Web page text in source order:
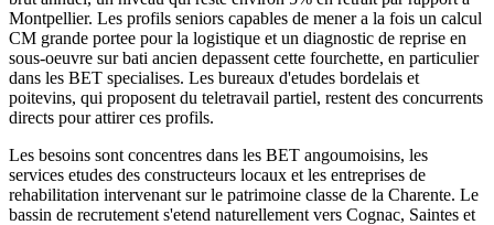
Montpellier. Les profils seniors capables de mener a la fois un calcul
CM grande portee pour la logistique et un diagnostic de reprise en
sous-oeuvre sur bati ancien depassent cette fourchette, en particulier
dans les BET specialises. Les bureaux d'etudes bordelais et
poitevins, qui proposent du teletravail partiel, restent des concurrents
directs pour attirer ces profils.
Les besoins sont concentres dans les BET angoumoisins, les
services etudes des constructeurs locaux et les entreprises de
rehabilitation intervenant sur le patrimoine classe de la Charente. Le
bassin de recrutement s'etend naturellement vers Cognac, Saintes et